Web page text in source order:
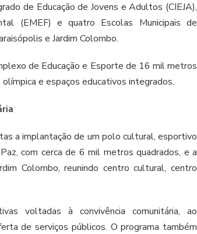
de Educação de Jovens e Adultos (CIEJA),
(EMEF) e quatro Escolas Municipais de
e Jardim Colombo.
de Educação e Esporte de 16 mil metros
e espaços educativos integrados.
a implantação de um polo cultural, esportivo
com cerca de 6 mil metros quadrados, e a
Colombo, reunindo centro cultural, centro
voltadas à convivência comunitária, ao
de serviços públicos. O programa também